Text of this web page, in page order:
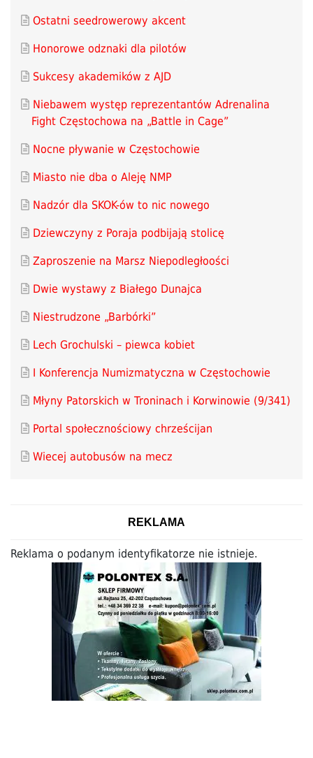
Ostatni seedrowerowy akcent
Honorowe odznaki dla pilotów
Sukcesy akademików z AJD
Niebawem występ reprezentantów Adrenalina
Fight Częstochowa na „Battle in Cage”
Nocne pływanie w Częstochowie
Miasto nie dba o Aleję NMP
Nadzór dla SKOK-ów to nic nowego
Dziewczyny z Poraja podbijają stolicę
Zaproszenie na Marsz Niepodległoości
Dwie wystawy z Białego Dunajca
Niestrudzone „Barbórki”
Lech Grochulski – piewca kobiet
I Konferencja Numizmatyczna w Częstochowie
Młyny Patorskich w Troninach i Korwinowie (9/341)
Portal społecznościowy chrześcijan
Wiecej autobusów na mecz
REKLAMA
Reklama o podanym identyfikatorze nie istnieje.